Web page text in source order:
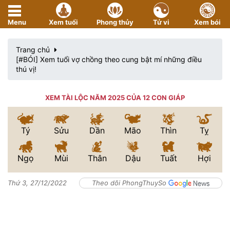
Menu Xem tuổi Phong thủy Tử vi Xem bói
Trang chủ
[#BÓI] Xem tuổi vợ chồng theo cung bật mí những điều
thú vị!
XEM TÀI LỘC NĂM 2025 CỦA 12 CON GIÁP
Tý Sửu Dần Mão Thìn Tỵ
Ngọ Mùi Thân Dậu Tuất Hợi
Thứ 3, 27/12/2022 Theo dõi PhongThuySo